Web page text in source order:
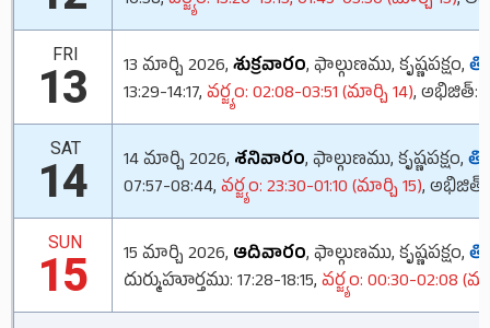
FRI
13 13 మార్చి 2026, శుక్రవారం, ఫాల్గుణము, కృష్ణపక్షం,
13:29-14:17, వర్జ్యం: 02:08-03:51 (మార్చి 14), అభిజిత్:
SAT
14 14 మార్చి 2026, శనివారం, ఫాల్గుణము, కృష్ణపక్షం,
07:57-08:44, వర్జ్యం: 23:30-01:10 (మార్చి 15), అభిజిత్:
SUN
15 15 మార్చి 2026, ఆదివారం, ఫాల్గుణము, కృష్ణపక్షం,
దుర్ముహూర్తము: 17:28-18:15, వర్జ్యం: 00:30-02:08